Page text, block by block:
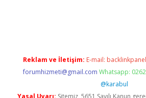
Reklam ve İletişim: E-mail:
forumhizmeti@gmail.com Whatsapp:
@karabul
Yasal Uyarı: Sitemiz, 5651 Sayılı Kanun